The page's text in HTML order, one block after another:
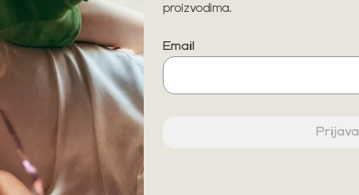
proizvodima.
Email
Prijava